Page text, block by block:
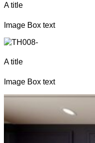
A title
Image Box text
A title
Image Box text